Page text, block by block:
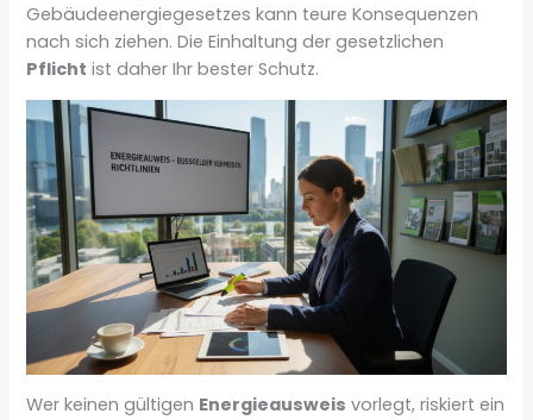
Gebäudeenergiegesetzes kann teure Konsequenzen
nach sich ziehen. Die Einhaltung der gesetzlichen
Pflicht ist daher Ihr bester Schutz.
Wer keinen gültigen Energieausweis vorlegt, riskiert ein